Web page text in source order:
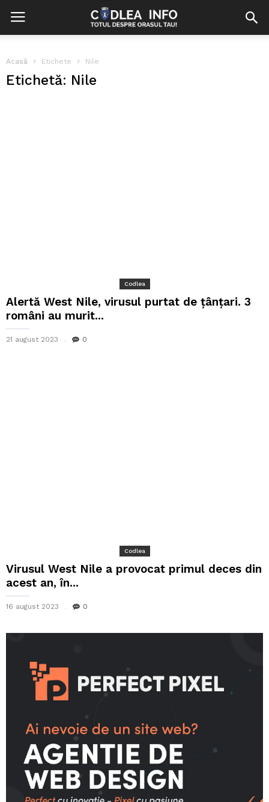
Acasă Etichete Nile
Etichetă: Nile
Codlea
Alertă West Nile, virusul purtat de țânțari. 3
români au murit...
21 august 2023 0
Codlea
Virusul West Nile a provocat primul deces din
acest an, în...
16 august 2023 0